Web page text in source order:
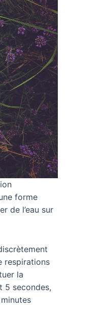
forme
de l’eau sur
respirations
la
5 secondes,